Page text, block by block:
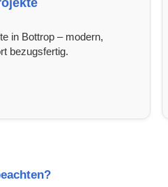
in Bottrop – modern,
bezugsfertig.